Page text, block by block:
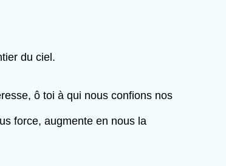
du ciel.
ô toi à qui nous confions nos
force, augmente en nous la